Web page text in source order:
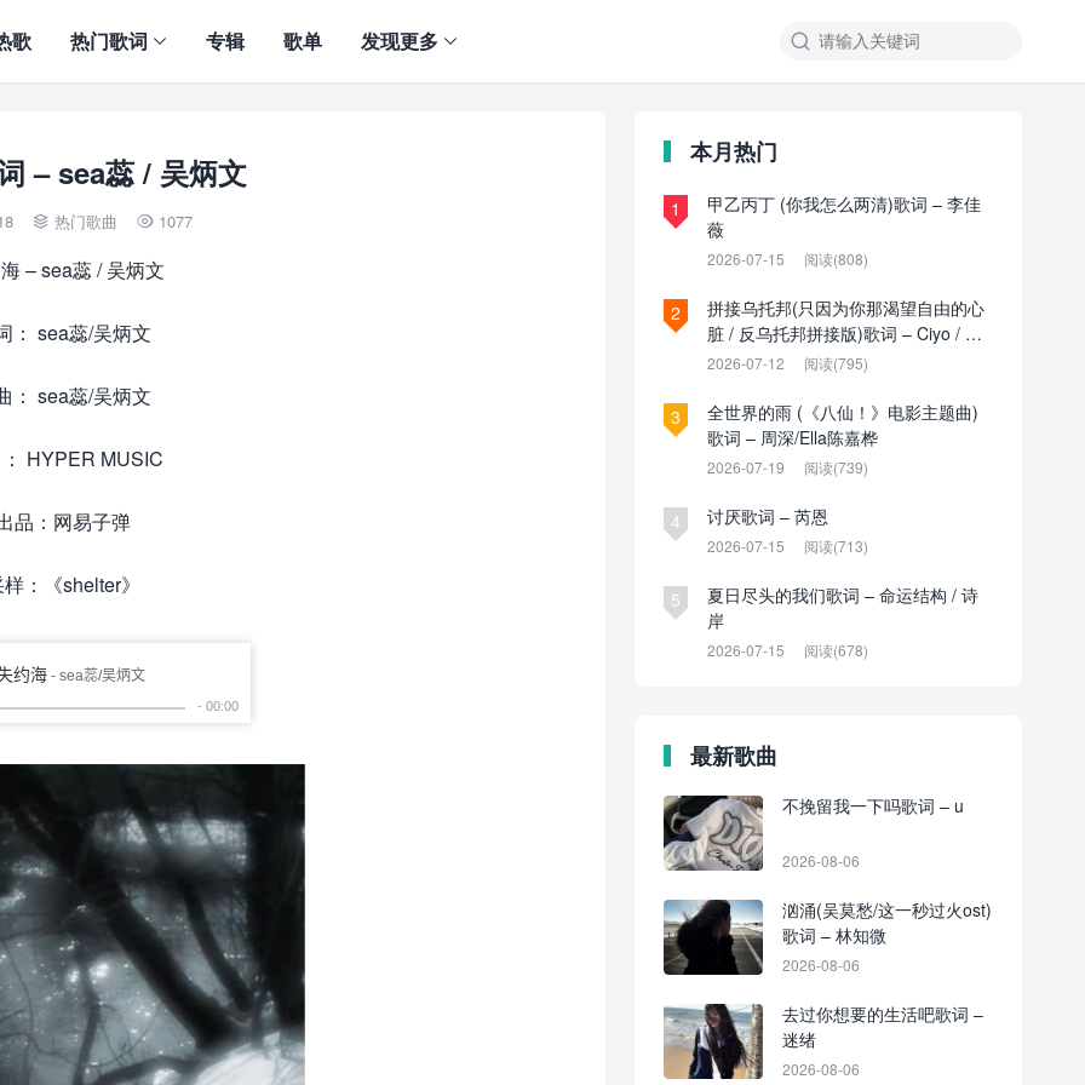

歌 热门歌词 专辑 歌单 发现更多
– sea蕊 / 吴炳文
 热门歌曲  1077
– sea蕊 / 吴炳文
： sea蕊/吴炳文
： sea蕊/吴炳文
HYPER MUSIC
品：网易子弹
：《shelter》
本月热门
1
甲乙丙丁 (你我怎么两清)歌词 – 李佳
薇
2026-07-15 阅读(808)
2
拼接乌托邦(只因为你那渴望自由的心
脏 / 反乌托邦拼接版)歌词 – Ciyo / 见
过夏天P / 乌托邦P
2026-07-12 阅读(795)
3
全世界的雨 (《八仙！》电影主题曲)
歌词 – 周深/Ella陈嘉桦
2026-07-19 阅读(739)
4 讨厌歌词 – 芮恩
2026-07-15 阅读(713)
5
夏日尽头的我们歌词 – 命运结构 / 诗
岸
2026-07-15 阅读(678)
最新歌曲
不挽留我一下吗歌词 – u
2026-08-06
汹涌(吴莫愁/这一秒过火ost)
歌词 – 林知微
2026-08-06
去过你想要的生活吧歌词 –
迷绪
2026-08-06